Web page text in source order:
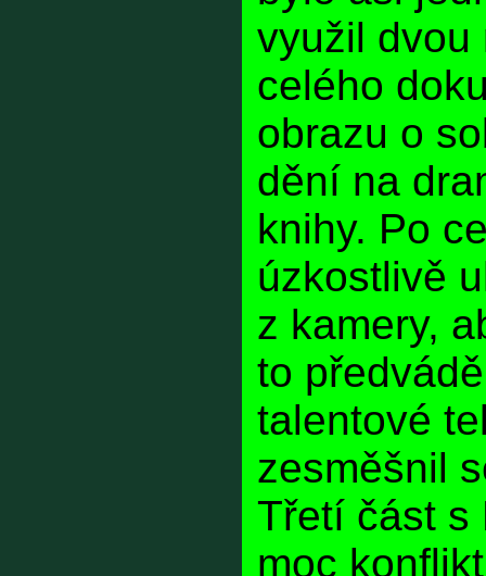
využil dvou
celého
obrazu o
dění na
knihy. Po
úzkostlivě
z kamery,
to
talentové
zesměšnil
Třetí část s
moc